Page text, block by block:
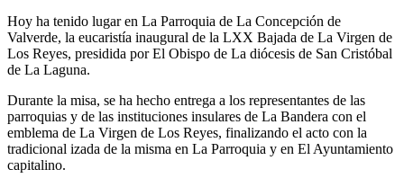
Hoy ha tenido lugar en La Parroquia de La Concepción de
Valverde, la eucaristía inaugural de la LXX Bajada de La Virgen de
Los Reyes, presidida por El Obispo de La diócesis de San Cristóbal
de La Laguna.
Durante la misa, se ha hecho entrega a los representantes de las
parroquias y de las instituciones insulares de La Bandera con el
emblema de La Virgen de Los Reyes, finalizando el acto con la
tradicional izada de la misma en La Parroquia y en El Ayuntamiento
capitalino.